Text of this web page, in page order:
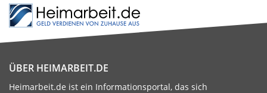
ÜBER HEIMARBEIT.DE
Heimarbeit.de ist ein Informationsportal, das sich